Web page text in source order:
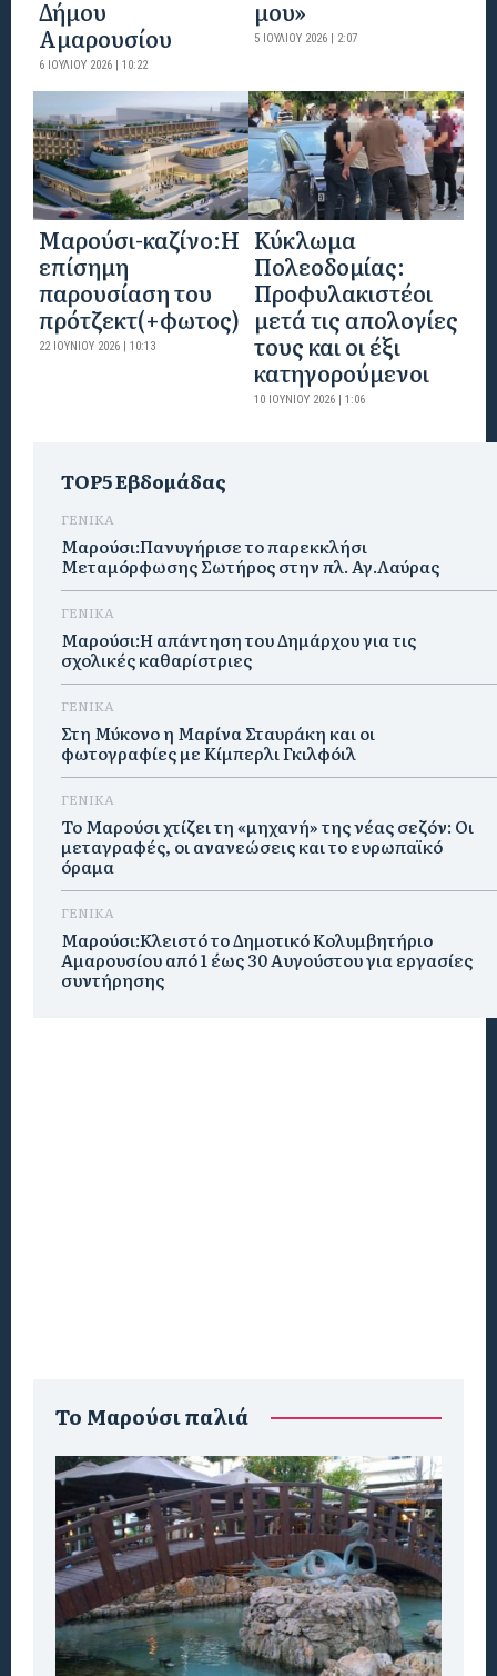
Δήμου
Αμαρουσίου
6 ΙΟΥΛΊΟΥ 2026 | 10:22
μου»
5 ΙΟΥΛΊΟΥ 2026 | 2:07
Mαρούσι-καζίνο:H
επίσημη
παρουσίαση του
πρότζεκτ(+φωτος)
22 ΙΟΥΝΊΟΥ 2026 | 10:13
Κύκλωμα
Πολεοδομίας:
Προφυλακιστέοι
μετά τις απολογίες
τους και οι έξι
κατηγορούμενοι
10 ΙΟΥΝΊΟΥ 2026 | 1:06
TOP5 Εβδομάδας
ΓΕΝΙΚΑ
Μαρούσι:Πανυγήρισε το παρεκκλήσι
Μεταμόρφωσης Σωτήρος στην πλ. Αγ.Λαύρας
ΓΕΝΙΚΑ
Μαρούσι:Η απάντηση του Δημάρχου για τις
σχολικές καθαρίστριες
ΓΕΝΙΚΑ
Στη Μύκονο η Μαρίνα Σταυράκη και οι
φωτογραφίες με Κίμπερλι Γκιλφόιλ
ΓΕΝΙΚΑ
Το Μαρούσι χτίζει τη «μηχανή» της νέας σεζόν: Οι
μεταγραφές, οι ανανεώσεις και το ευρωπαϊκό
όραμα
ΓΕΝΙΚΑ
Μαρούσι:Κλειστό το Δημοτικό Κολυμβητήριο
Αμαρουσίου από 1 έως 30 Αυγούστου για εργασίες
συντήρησης
To Μαρούσι παλιά